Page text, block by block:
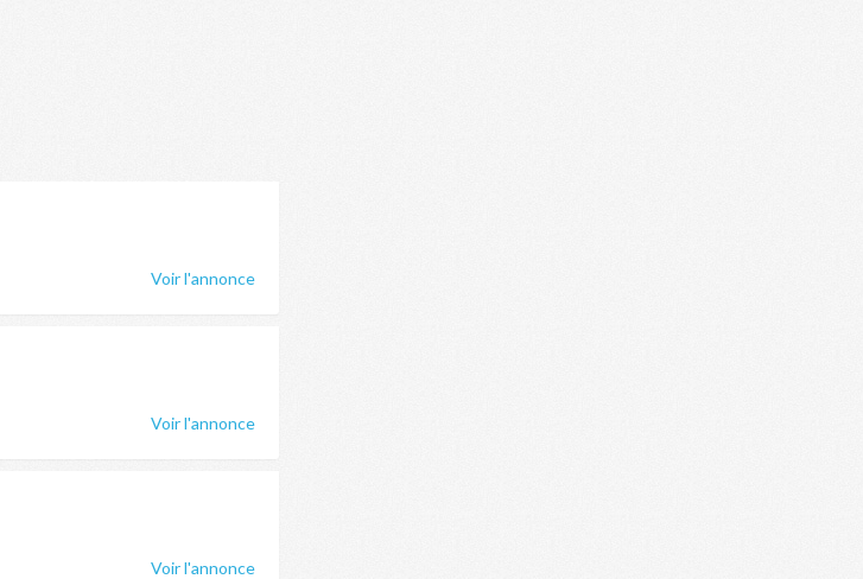
Voir l'annonce
Voir l'annonce
Voir l'annonce